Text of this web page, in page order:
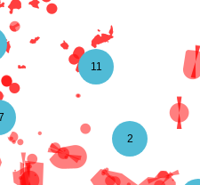
2
11